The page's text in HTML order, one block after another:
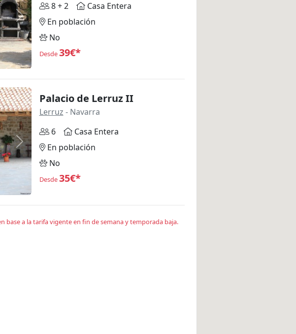
Siguiente
8 + 2
Casa Entera
En población
No
Desde39€*
Siguiente
Palacio de Lerruz II
Lerruz - Navarra
6
Casa Entera
En población
No
Desde35€*
base a la tarifa vigente en fin de semana y temporada baja.